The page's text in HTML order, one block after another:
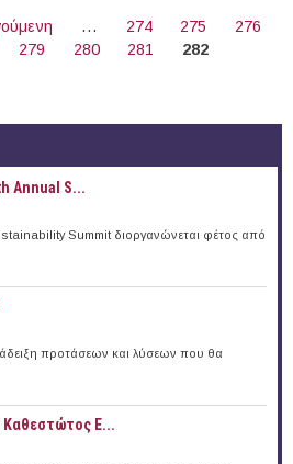
… 274 275
276
279 280 281 282
Annual S...
Summit διοργανώνεται φέτος από
προτάσεων και λύσεων που θα
Καθεστώτος Ε...